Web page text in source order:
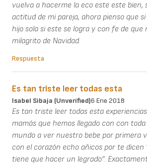
vuelva a hacerme la eco este este bien,
actitud de mi pareja, ahora pienso que
hijo sola si este se logra y con fe de que
milagrito de Navidad.
Respuesta
Es tan triste leer todas esta
Isabel Sibaja (unverified)6 Ene 2018
Es tan triste leer todas esta
mamás que hemos llegado con con
mundo a ver nuestro bebe por primera
con el corazón echo añicos por te dicen
tiene que hacer un legrado”.